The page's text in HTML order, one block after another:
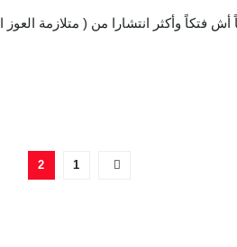
فتكاً وأكثر انتشارا من ( متلازمة العوز
1
2